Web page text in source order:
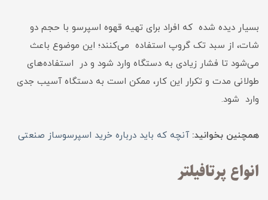
بسیار دیده شده که افراد برای تهیه قهوه اسپرسو با حجم دو
شات، از سبد تک گروپ استفاده می‌کنند؛ این موضوع باعث
می‌شود تا فشار زیادی به دستگاه وارد شود و در استفاده‌های
طولانی مدت و تکرار این کار، ممکن است به دستگاه آسیب جدی
وارد شود.
همچنین بخوانید: آنچه که باید درباره خرید اسپرسوساز صنعتی
انواع پرتافیلتر